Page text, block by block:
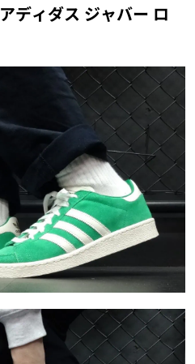
ディダス ジャバー ロ